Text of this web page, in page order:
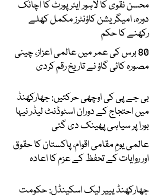
محسن نقوی کا لاہور ایئرپورٹ کا اچانک
دورہ، امیگریشن کاؤنٹرز مکمل کھلے
رکھنے کا حکم
80 برس کی عمر میں عالمی اعزاز، چینی
مصورہ کائی گاؤ نے تاریخ رقم کردی
بی جے پی کی اوچھی حرکتیں: جھارکھنڈ
میں احتجاج کے دوران اسٹوڈنٹ لیڈر نیہا
بورا پر سیاہی پھینک دی گئی
عالمی یومِ مقامی اقوام، پاکستان کا حقوق
اور روایات کے تحفظ کے عزم کا اعادہ
جھارکھنڈ پیپر لیک اسکینڈل: حکومت